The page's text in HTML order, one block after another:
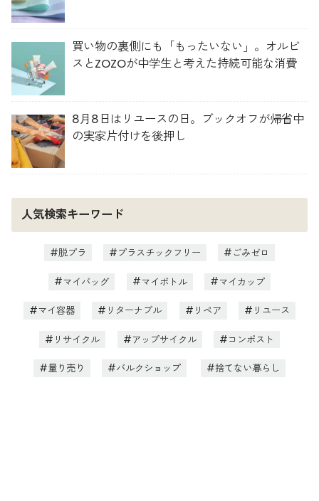
買い物の裏側にも「もったいない」。オルビ
スとZOZOが中学生と考えた持続可能な消費
8月8日はリユースの日。ブックオフが帰省中
の実家片付けを後押し
人気検索キーワード
脱プラ プラスチックフリー ごみゼロ
マイバッグ マイボトル マイカップ
マイ容器 リターナブル リペア リユース
リサイクル アップサイクル コンポスト
量り売り バルクショップ 捨てない暮らし